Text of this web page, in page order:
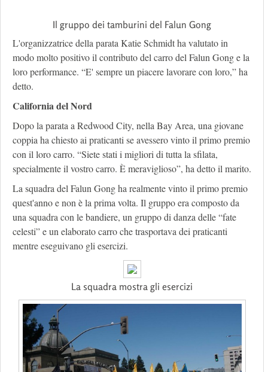
Il gruppo dei tamburini del Falun Gong
L'organizzatrice della parata Katie Schmidt ha valutato in
modo molto positivo il contributo del carro del Falun Gong e la
loro performance. “E' sempre un piacere lavorare con loro,” ha
detto.
California del Nord
Dopo la parata a Redwood City, nella Bay Area, una giovane
coppia ha chiesto ai praticanti se avessero vinto il primo premio
con il loro carro. “Siete stati i migliori di tutta la sfilata,
specialmente il vostro carro. È meraviglioso”, ha detto il marito.
La squadra del Falun Gong ha realmente vinto il primo premio
quest'anno e non è la prima volta. Il gruppo era composto da
una squadra con le bandiere, un gruppo di danza delle “fate
celesti” e un elaborato carro che trasportava dei praticanti
mentre eseguivano gli esercizi.
La squadra mostra gli esercizi